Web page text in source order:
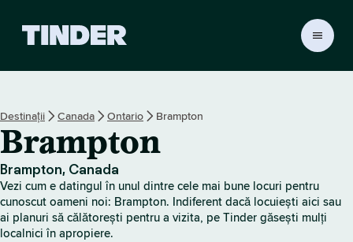
T
i
n
e
r
Destinații Canada Ontario Brampton
Brampton
Brampton, Canada
Vezi cum e datingul în unul dintre cele mai bune locuri pentru
cunoscut oameni noi: Brampton. Indiferent dacă locuiești aici sau
ai planuri să călătorești pentru a vizita, pe Tinder găsești mulți
localnici în apropiere.